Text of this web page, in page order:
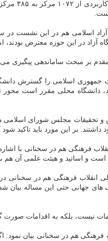
در این حوزه معترض بودند، اما
بر مبحث ساماندهی پیگیری
اسلامی را گسترش
دانشگاه محلی مقرر است
و تحقیقات مجلس شورای
داشتند. بر این مورد باید تاکید
فرهنگی هم در سخنانی با
و هیئت علمی آن هم باید دارای
های جهانی حتی این مساله
نیست، بلکه به اقدامات صورت
هم در سخنانی بیان نمود: